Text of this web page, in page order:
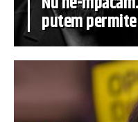
putem permite